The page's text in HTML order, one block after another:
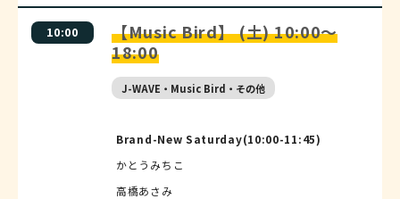
10:00
【Music Bird】 (土) 10:00～
18:00
J-WAVE・Music Bird・その他
Brand-New Saturday(10:00-11:45)
かとうみちこ
高橋あさみ